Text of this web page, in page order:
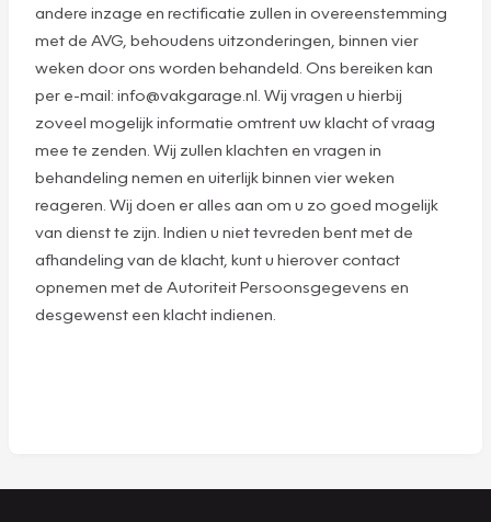
andere inzage en rectificatie zullen in overeenstemming
met de AVG, behoudens uitzonderingen, binnen vier
weken door ons worden behandeld. Ons bereiken kan
per e-mail: info@vakgarage.nl. Wij vragen u hierbij
zoveel mogelijk informatie omtrent uw klacht of vraag
mee te zenden. Wij zullen klachten en vragen in
behandeling nemen en uiterlijk binnen vier weken
reageren. Wij doen er alles aan om u zo goed mogelijk
van dienst te zijn. Indien u niet tevreden bent met de
afhandeling van de klacht, kunt u hierover contact
opnemen met de Autoriteit Persoonsgegevens en
desgewenst een klacht indienen.